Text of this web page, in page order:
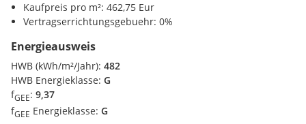
Finden Sie noch mehr attraktive Liegenschaften
auf
www.IMMOcontract.at
Bahnhof <6000m
Sonstige
Bank <7000m
Post <3000m
Polizei <7000m
Kaufpreis pro m²: 462,75 Eur
Vertragserrichtungsgebuehr: 0%
Energieausweis
HWB (kWh/m²/Jahr): 482
HWB Energieklasse: G
fGEE: 9,37
fGEE Energieklasse: G